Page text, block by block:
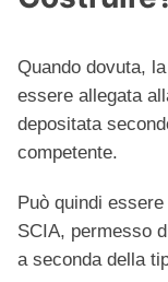
Quando dovuta,
essere allegata
depositata
competente.
Può quindi
SCIA, permesso
a seconda della